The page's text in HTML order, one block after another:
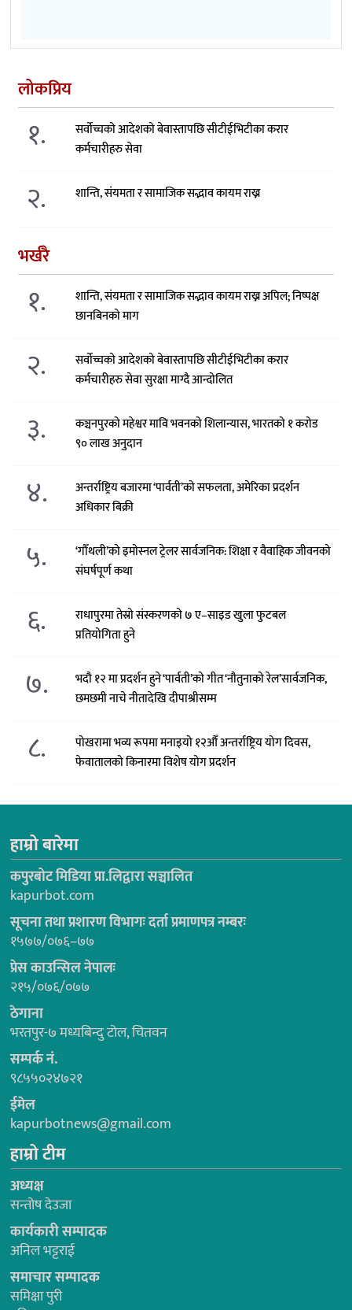
लोकप्रिय
१.
सर्वोच्चको आदेशको बेवास्तापछि सीटीईभिटीका करार
कर्मचारीहरु सेवा
२. शान्ति, संयमता र सामाजिक सद्भाव कायम राख्न
भर्खरै
१.
शान्ति, संयमता र सामाजिक सद्भाव कायम राख्न अपिल; निष्पक्ष
छानबिनको माग
२.
सर्वोच्चको आदेशको बेवास्तापछि सीटीईभिटीका करार
कर्मचारीहरु सेवा सुरक्षा माग्दै आन्दोलित
३.
कञ्चनपुरको महेश्वर मावि भवनको शिलान्यास, भारतको १ करोड
९० लाख अनुदान
४.
अन्तर्राष्ट्रिय बजारमा ‘पार्वती’को सफलता, अमेरिका प्रदर्शन
अधिकार बिक्री
५.
‘गौँथली’को इमोस्नल ट्रेलर सार्वजनिक: शिक्षा र वैवाहिक जीवनको
संघर्षपूर्ण कथा
६.
राधापुरमा तेस्रो संस्करणको ७ ए–साइड खुला फुटबल
प्रतियोगिता हुने
७.
भदौ १२ मा प्रदर्शन हुने ‘पार्वती’को गीत ‘नौतुनाको रेल’सार्वजनिक,
छमछमी नाचे नीतादेखि दीपाश्रीसम्म
८.
पोखरामा भव्य रूपमा मनाइयो १२औँ अन्तर्राष्ट्रिय योग दिवस,
फेवातालको किनारमा विशेष योग प्रदर्शन
हाम्रो बारेमा
कपुरबोट मिडिया प्रा.लिद्वारा सञ्चालित
kapurbot.com
सूचना तथा प्रशारण विभागः दर्ता प्रमाणपत्र नम्बरः
१५७७/०७६–७७
प्रेस काउन्सिल नेपालः
२१५/०७६/०७७
ठेगाना
भरतपुर-७ मध्यबिन्दु टोल, चितवन
सम्पर्क नं.
९८५५०२४७२१
ईमेल
kapurbotnews@gmail.com
हाम्रो टीम
अध्यक्ष
सन्तोष देउजा
कार्यकारी सम्पादक
अनिल भट्टराई
समाचार सम्पादक
समिक्षा पुरी